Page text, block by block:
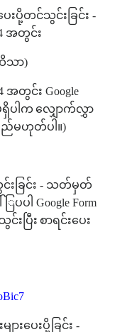
ေးပို့တင်သွင်းခြင်း -
အတွင်း
သာ)
အတွင်း Google
ရှိပါက လျှောက်လွှာ
မဟုတ်ပါ။)
းခြင်း - သတ်မှတ်
ပပါ Google Form
င်းပြီး စာရင်းပေး
းပေးပို့ခြင်း -